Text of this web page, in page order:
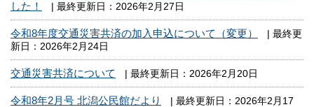
した！
| 最終更新日：2026年2月27日
令和8年度交通災害共済の加入申込について（変更）
| 最終更
新日：2026年2月24日
交通災害共済について | 最終更新日：2026年2月20日
令和8年2月号 北潟公民館だより
| 最終更新日：2026年2月17